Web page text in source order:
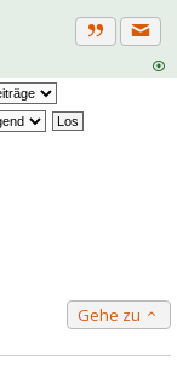
Zitat
Gehe zu